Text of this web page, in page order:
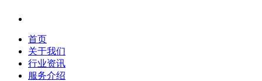
首页
关于我们
行业资讯
服务介绍